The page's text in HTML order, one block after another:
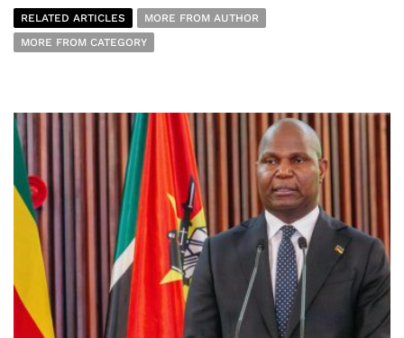
RELATED ARTICLES
MORE FROM AUTHOR
MORE FROM CATEGORY